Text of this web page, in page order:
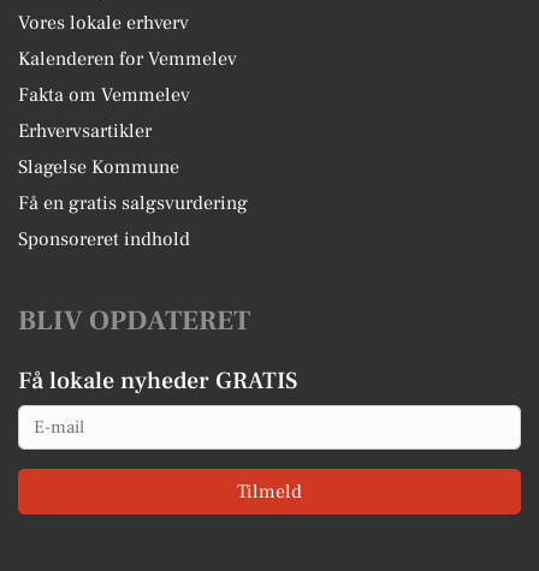
Vores lokale erhverv
Kalenderen for Vemmelev
Fakta om Vemmelev
Erhvervsartikler
Slagelse Kommune
Få en gratis salgsvurdering
Sponsoreret indhold
BLIV OPDATERET
Få lokale nyheder GRATIS
Email
Tilmeld